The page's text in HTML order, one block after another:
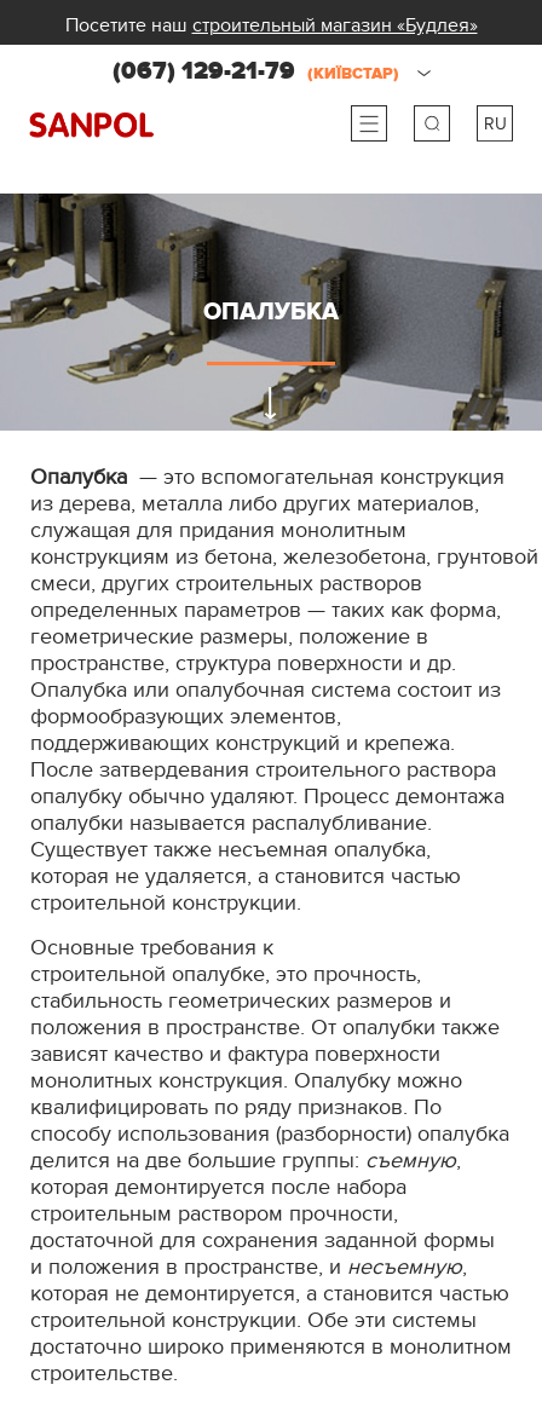
Посетите наш строительный магазин «Будлея»
(067) 129-21-79 (КИЇВСТАР)
RU
ua
ОПАЛУБКА
Опалубка — это вспомогательная конструкция
из дерева, металла либо других материалов,
служащая для придания монолитным
конструкциям из бетона, железобетона, грунтовой
смеси, других строительных растворов
определенных параметров — таких как форма,
геометрические размеры, положение в
пространстве, структура поверхности и др.
Опалубка или опалубочная система состоит из
формообразующих элементов,
поддерживающих конструкций и крепежа.
После затвердевания строительного раствора
опалубку обычно удаляют. Процесс демонтажа
опалубки называется распалубливание.
Существует также несъемная опалубка,
которая не удаляется, а становится частью
строительной конструкции.
Основные требования к
строительной опалубке, это прочность,
стабильность геометрических размеров и
положения в пространстве. От опалубки также
зависят качество и фактура поверхности
монолитных конструкция. Опалубку можно
квалифицировать по ряду признаков. По
способу использования (разборности) опалубка
делится на две большие группы: съемную,
которая демонтируется после набора
строительным раствором прочности,
достаточной для сохранения заданной формы
и положения в пространстве, и несъемную,
которая не демонтируется, а становится частью
строительной конструкции. Обе эти системы
достаточно широко применяются в монолитном
строительстве.